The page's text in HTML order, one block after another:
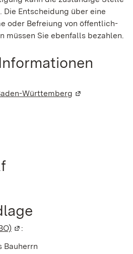
Die Entscheidung über eine
oder Befreiung von öffentlich-
müssen Sie ebenfalls bezahlen.
in einem neuen Fenster
Württemberg (Wird in einem
(Wird in einem neuen Fenster
:
Bauherrn